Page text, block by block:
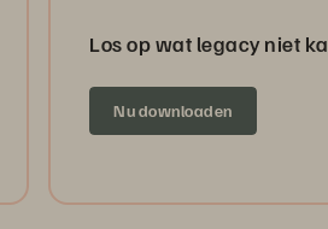
Los op wat legacy niet
Nu downloaden